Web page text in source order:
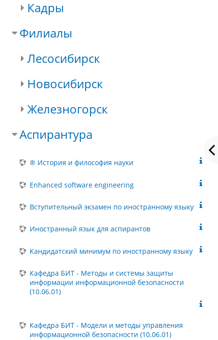
Кадры
Филиалы
Лесосибирск
Новосибирск
Железногорск
Аспирантура
® История и философия науки
Enhanced software engineering
Вступительный экзамен по иностранному языку
Иностранный язык для аспирантов
Кандидатский минимум по иностранному языку
Кафедра БИТ - Методы и системы защиты
информации информационной безопасности
(10.06.01)
Кафедра БИТ - Модели и методы управления
информационной безопасности (10.06.01)